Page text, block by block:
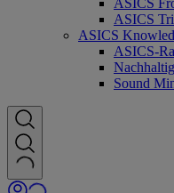
ASICS
ASICS
ASICS
ASICS-
Sound